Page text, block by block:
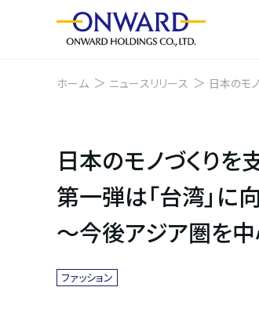
ホーム ニュースリリース
日本のモ
日本のモノづくりを
第一弾は「台湾」に
〜今後アジア圏を
ファッション